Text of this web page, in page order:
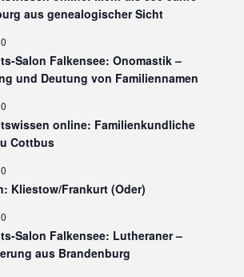
aus genealogischer Sicht
Salon Falkensee: Onomastik –
und Deutung von Familiennamen
online: Familienkundliche
Cottbus
Kliestow/Frankurt (Oder)
Salon Falkensee: Lutheraner –
aus Brandenburg